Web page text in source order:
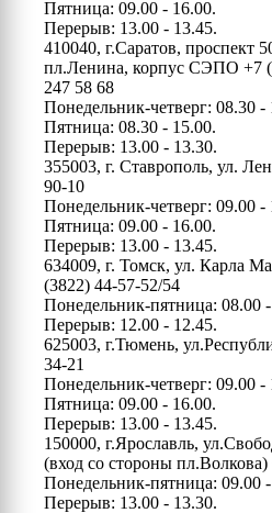
Пятница: 09.00 - 16.00.
Перерыв: 13.00 - 13.45.
410040, г.Саратов, проспект
пл.Ленина, корпус СЭПО +7
247 58 68
Понедельник-четверг: 08.30 -
Пятница: 08.30 - 15.00.
Перерыв: 13.00 - 13.30.
355003, г. Ставрополь, ул.
90-10
Понедельник-четверг: 09.00 -
Пятница: 09.00 - 16.00.
Перерыв: 13.00 - 13.45.
634009, г. Томск, ул. Карла
(3822) 44-57-52/54
Понедельник-пятница: 08.00
Перерыв: 12.00 - 12.45.
625003, г.Тюмень,
34-21
Понедельник-четверг: 09.00 -
Пятница: 09.00 - 16.00.
Перерыв: 13.00 - 13.45.
150000, г.Ярославль,
(вход со стороны пл.Волкова)
Понедельник-пятница: 09.00
Перерыв: 13.00 - 13.30.